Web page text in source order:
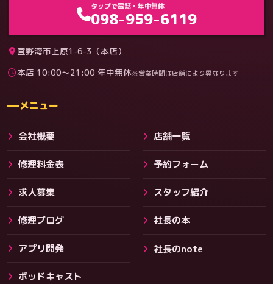
その他サービス
料金
タップで電話・年中無休
098-959-6119
宜野湾市上原1-6-3（本店）
本店 10:00〜21:00 年中無休※営業時間は店舗により異なります
メニュー
会社概要 店舗一覧
修理料金表 予約フォーム
求人募集 スタッフ紹介
修理ブログ 社長の本
アプリ開発 社長のnote
ポッドキャスト